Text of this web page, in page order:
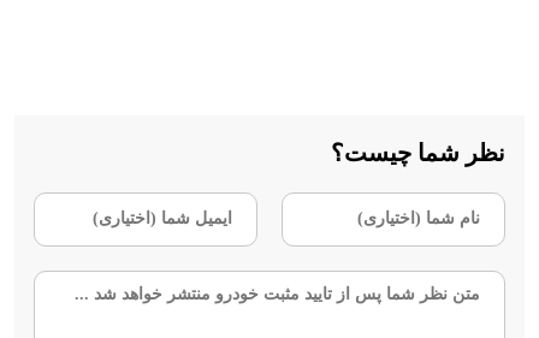
نظر شما چیست؟